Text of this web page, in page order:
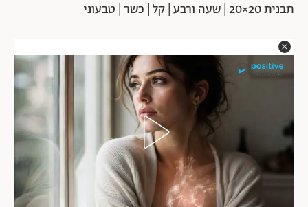
תבנית 20×20 | שעה ורבע | קל | כשר | טבעוני